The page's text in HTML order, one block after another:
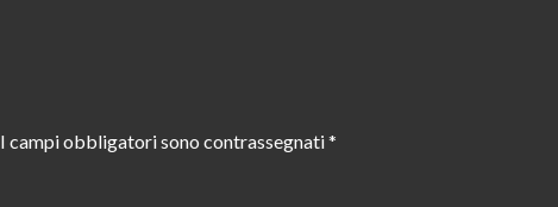
I campi obbligatori sono contrassegnati*